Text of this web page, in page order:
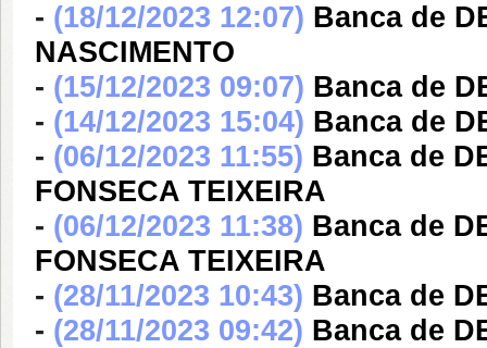
- (18/12/2023 12:07) Banca de
NASCIMENTO
- (15/12/2023 09:07) Banca de
- (14/12/2023 15:04) Banca de
- (06/12/2023 11:55) Banca de
FONSECA TEIXEIRA
- (06/12/2023 11:38) Banca de
FONSECA TEIXEIRA
- (28/11/2023 10:43) Banca de
- (28/11/2023 09:42) Banca de